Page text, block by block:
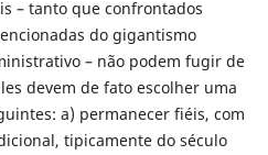
– tanto que confrontados
do gigantismo
– não podem fugir de
devem de fato escolher uma
a) permanecer fiéis, com
tipicamente do século